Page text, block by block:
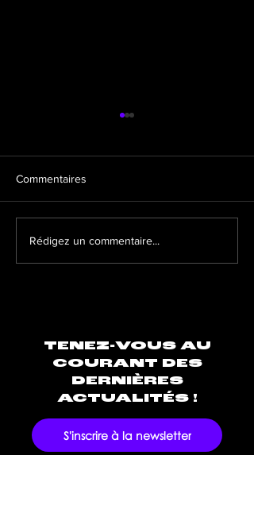
La santé mentale, un sujet
Commentaires
Rédigez un commentaire...
TENEZ-VOUS AU
COURANT DES
DERNIÈRES
ACTUALITÉS !
S'inscrire à la newsletter